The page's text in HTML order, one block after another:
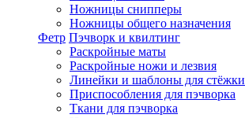
Ножницы снипперы
Ножницы общего назначения
Фетр Пэчворк и квилтинг
Раскройные маты
Раскройные ножи и лезвия
Линейки и шаблоны для стёжки
Приспособления для пэчворка
Ткани для пэчворка